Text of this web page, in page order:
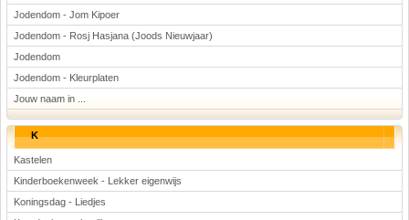
Jodendom - Jom Kipoer
Jodendom - Rosj Hasjana (Joods Nieuwjaar)
Jodendom
Jodendom - Kleurplaten
Jouw naam in ...
K
Kastelen
Kinderboekenweek - Lekker eigenwijs
Koningsdag - Liedjes